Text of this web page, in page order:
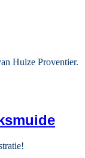
Huize Proventier.